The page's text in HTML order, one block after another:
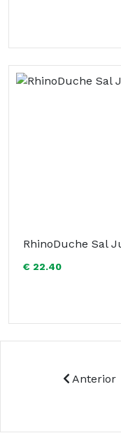
RhinoDuche Sal
€ 22.40
Anterior